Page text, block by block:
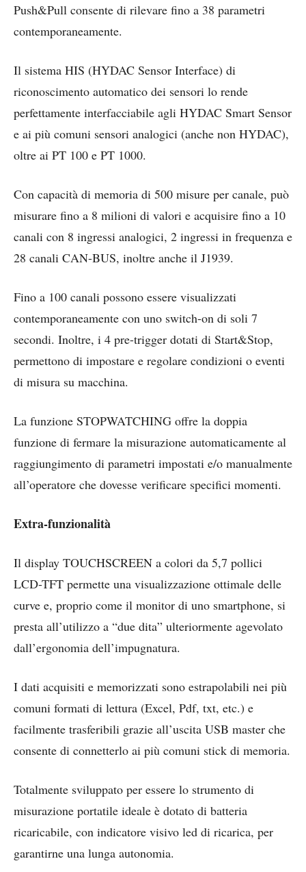
Push&Pull consente di rilevare fino a 38 parametri
contemporaneamente.
Il sistema HIS (HYDAC Sensor Interface) di
riconoscimento automatico dei sensori lo rende
perfettamente interfacciabile agli HYDAC Smart Sensor
e ai più comuni sensori analogici (anche non HYDAC),
oltre ai PT 100 e PT 1000.
Con capacità di memoria di 500 misure per canale, può
misurare fino a 8 milioni di valori e acquisire fino a 10
canali con 8 ingressi analogici, 2 ingressi in frequenza e
28 canali CAN-BUS, inoltre anche il J1939.
Fino a 100 canali possono essere visualizzati
contemporaneamente con uno switch-on di soli 7
secondi. Inoltre, i 4 pre-trigger dotati di Start&Stop,
permettono di impostare e regolare condizioni o eventi
di misura su macchina.
La funzione STOPWATCHING offre la doppia
funzione di fermare la misurazione automaticamente al
raggiungimento di parametri impostati e/o manualmente
all’operatore che dovesse verificare specifici momenti.
Extra-funzionalità
Il display TOUCHSCREEN a colori da 5,7 pollici
LCD-TFT permette una visualizzazione ottimale delle
curve e, proprio come il monitor di uno smartphone, si
presta all’utilizzo a “due dita” ulteriormente agevolato
dall’ergonomia dell’impugnatura.
I dati acquisiti e memorizzati sono estrapolabili nei più
comuni formati di lettura (Excel, Pdf, txt, etc.) e
facilmente trasferibili grazie all’uscita USB master che
consente di connetterlo ai più comuni stick di memoria.
Totalmente sviluppato per essere lo strumento di
misurazione portatile ideale è dotato di batteria
ricaricabile, con indicatore visivo led di ricarica, per
garantirne una lunga autonomia.